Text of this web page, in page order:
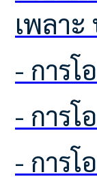
เพลา
- กา
- กา
- กา